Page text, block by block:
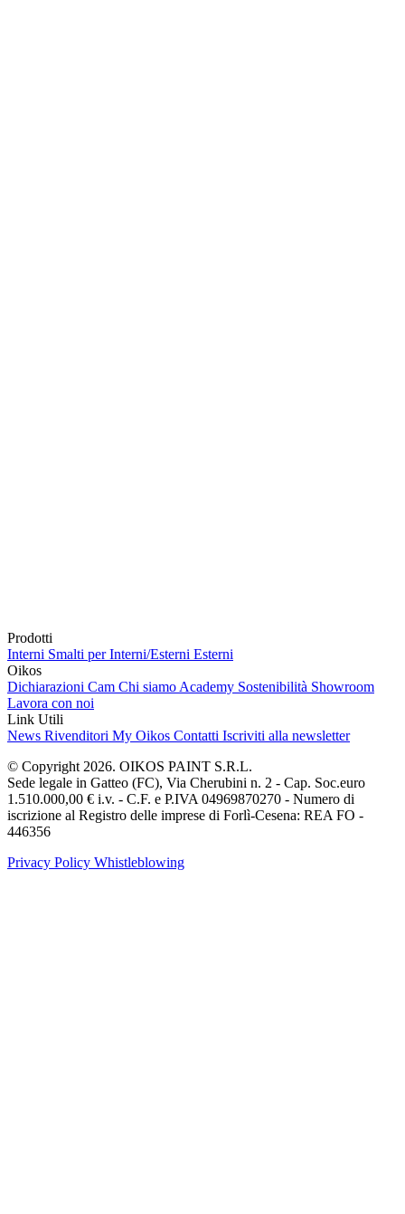
Prodotti
Interni Smalti per Interni/Esterni Esterni
Oikos
Dichiarazioni Cam Chi siamo Academy Sostenibilità Showroom
Lavora con noi
Link Utili
News Rivenditori My Oikos Contatti Iscriviti alla newsletter
© Copyright 2026. OIKOS PAINT S.R.L.
Sede legale in Gatteo (FC), Via Cherubini n. 2 - Cap. Soc.euro
1.510.000,00 € i.v. - C.F. e P.IVA 04969870270 - Numero di
iscrizione al Registro delle imprese di Forlì-Cesena: REA FO -
446356
Privacy Policy Whistleblowing